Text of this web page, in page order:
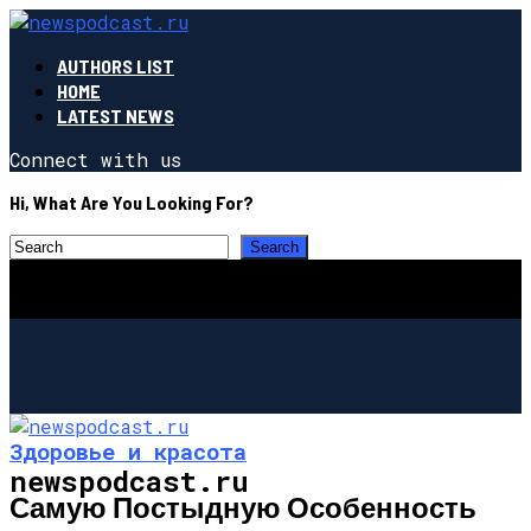
AUTHORS LIST
HOME
LATEST NEWS
Connect with us
Hi, What Are You Looking For?
newspodcast.ru
Здоровье и красота
Самую Постыдную Особенность